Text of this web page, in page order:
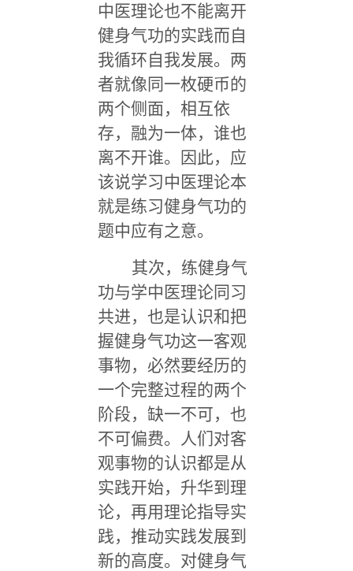
中医理论也不能离开
健身气功的实践而自
我循环自我发展。两
者就像同一枚硬币的
两个侧面，相互依
存，融为一体，谁也
离不开谁。因此，应
该说学习中医理论本
就是练习健身气功的
题中应有之意。
其次，练健身气
功与学中医理论同习
共进，也是认识和把
握健身气功这一客观
事物，必然要经历的
一个完整过程的两个
阶段，缺一不可，也
不可偏费。人们对客
观事物的认识都是从
实践开始，升华到理
论，再用理论指导实
践，推动实践发展到
新的高度。对健身气